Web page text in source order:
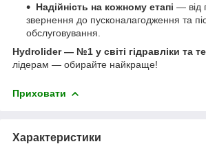
Надійність на кожному етапі — від
звернення до пусконалагодження та
обслуговування.
Hydrolider — №1 у світі гідравліки та
лідерам — обирайте найкраще!
Приховати
Характеристики